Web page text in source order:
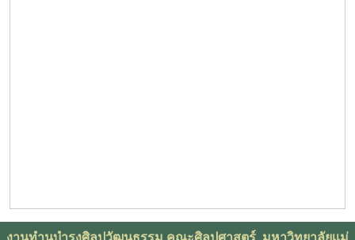
งานทำนุบำรุงศิลปวัฒนธรรม คณะศิลปศาสตร์ มหาวิทยาลัยเเม่